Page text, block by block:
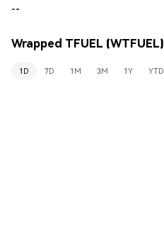
--
Wrapped TFUEL
1D 7D 1M 3M 1Y YTD